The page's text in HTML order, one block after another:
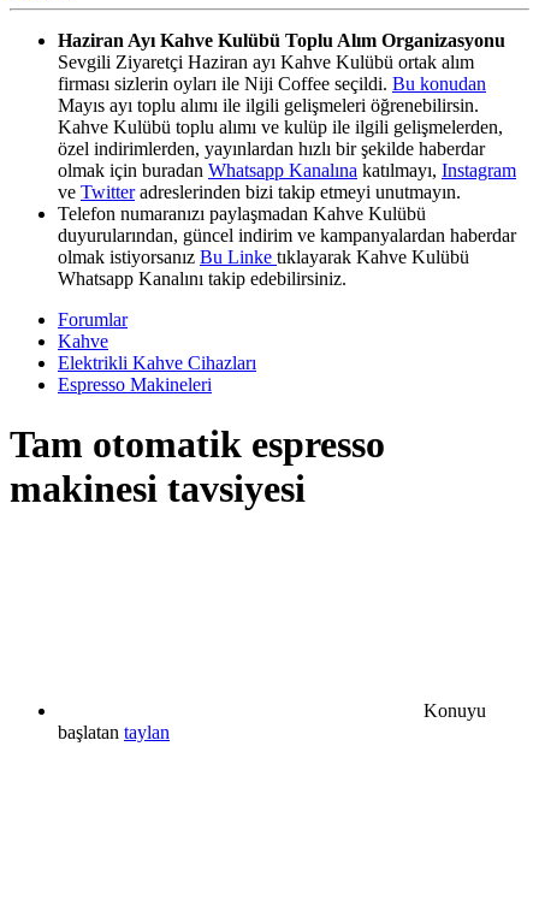
Haziran Ayı Kahve Kulübü Toplu Alım Organizasyonu
Sevgili Ziyaretçi Haziran ayı Kahve Kulübü ortak alım
firması sizlerin oyları ile Niji Coffee seçildi. Bu konudan
Mayıs ayı toplu alımı ile ilgili gelişmeleri öğrenebilirsin.
Kahve Kulübü toplu alımı ve kulüp ile ilgili gelişmelerden,
özel indirimlerden, yayınlardan hızlı bir şekilde haberdar
olmak için buradan Whatsapp Kanalına katılmayı, Instagram
ve Twitteradreslerinden bizi takip etmeyi unutmayın.
Telefon numaranızı paylaşmadan Kahve Kulübü
duyurularından, güncel indirim ve kampanyalardan haberdar
olmak istiyorsanız Bu Linke tıklayarak Kahve Kulübü
Whatsapp Kanalını takip edebilirsiniz.
Forumlar
Kahve
Elektrikli Kahve Cihazları
Espresso Makineleri
Tam otomatik espresso
makinesi tavsiyesi
Konuyu
başlatan taylan